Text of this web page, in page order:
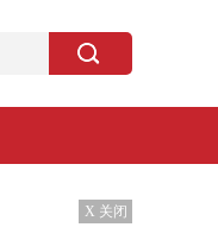
X 关闭